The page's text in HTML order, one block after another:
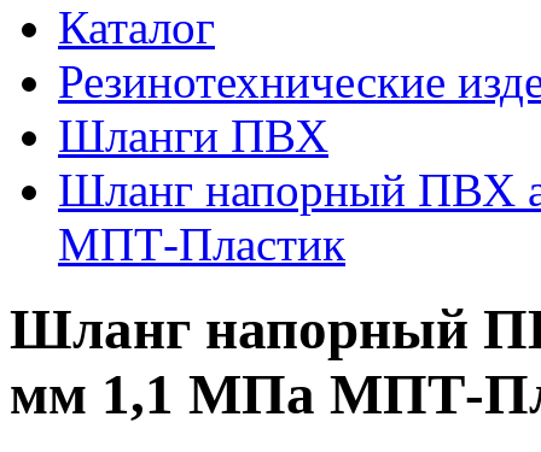
Каталог
Резинотехнические
Шланги ПВХ
Шланг напорный ПВХ
МПТ-Пластик
Шланг напорный
мм 1,1 МПа МПТ-